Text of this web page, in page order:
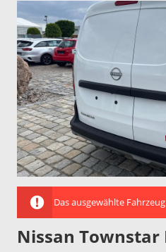
Das ausgewählte
Nissan Townstar